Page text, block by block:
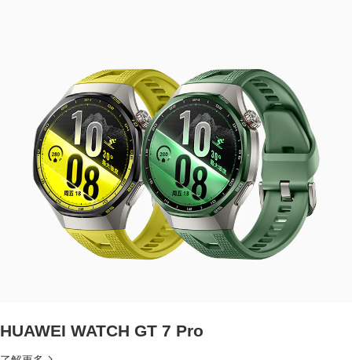
HUAWEI WATCH GT 7 Pro